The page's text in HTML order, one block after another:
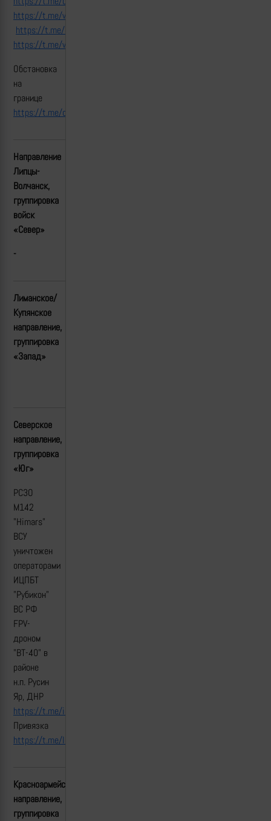
https://t.me/warriorofnorth/8097
https://t.me/control_sigma/41520
https://t.me/warriorofnorth/8087
Обстановка
на
границе
https://t.me/control_sigma/41539
Направление
Липцы-
Волчанск,
группировка
войск
«Север»
-
Лиманское/
Купянское
направление,
группировка
«Запад»
Северское
направление,
группировка
«Юг»
РСЗО
M142
"Himars"
ВСУ
уничтожен
операторами
ИЦПБТ
"Рубикон"
ВС РФ
FPV-
дроном
"ВТ-40" в
районе
н.п. Русин
Яр, ДНР
https://t.me/icpbtrubicon/172
Привязка
https://t.me/lost
Красноармейское(Покровское)
направление,
группировка